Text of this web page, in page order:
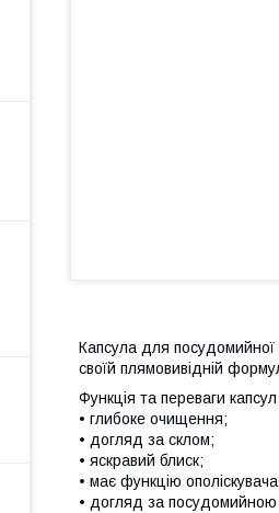
Капсула для
своїй плямовивідній
Функція та переваги
• глибоке очищення;
• догляд за склом;
• яскравий блиск;
• має функцію
• догляд за